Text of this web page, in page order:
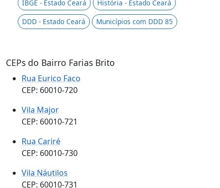
IBGE - Estado Ceará
História - Estado Ceará
DDD - Estado Ceará
Municípios com DDD 85
CEPs do Bairro Farias Brito
Rua Eurico Faco
CEP: 60010-720
Vila Major
CEP: 60010-721
Rua Cariré
CEP: 60010-730
Vila Náutilos
CEP: 60010-731